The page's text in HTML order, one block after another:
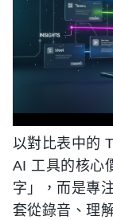
以對比表中的
AI 工具的核心
字」，而是專
套從錄音、理